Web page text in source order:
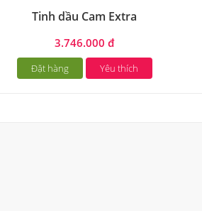
Tinh dầu Cam Extra
3.746.000 đ
Đặt hàng Yêu thích